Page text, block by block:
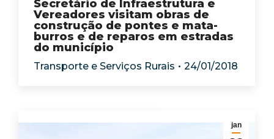
Secretário de Infraestrutura e
Vereadores visitam obras de
construção de pontes e mata-
burros e de reparos em estradas
do município
Transporte e Serviços Rurais 24/01/2018
jan